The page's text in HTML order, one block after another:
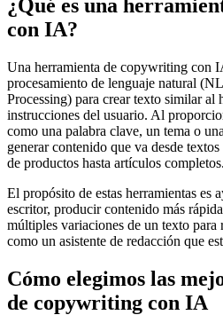
¿Qué es una
con IA?
Una herramienta de copywriting con
procesamiento de lenguaje natural
Processing) para crear texto similar al
instrucciones del usuario. Al
como una palabra clave, un tema o
generar contenido que va desde
de productos hasta artículos completos.
El propósito de estas herramientas es
escritor, producir contenido más
múltiples variaciones de un texto para
como un asistente de redacción que
Cómo elegimos las
de copywriting con IA